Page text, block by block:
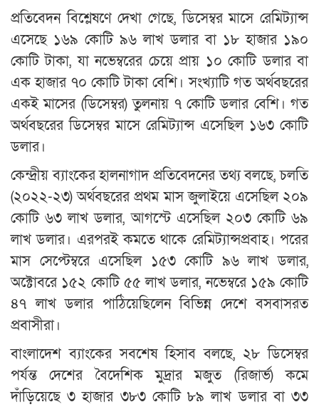
প্রতিবেদন বিশ্লেষণে দেখা গেছে, ডিসেম্বর মাসে রেমিট্যান্স
এসেছে ১৬৯ কোটি ৯৬ লাখ ডলার বা ১৮ হাজার ১৯০
কোটি টাকা, যা নভেম্বরের চেয়ে প্রায় ১০ কোটি ডলার বা
এক হাজার ৭০ কোটি টাকা বেশি। সংখ্যাটি গত অর্থবছরের
একই মাসের (ডিসেম্বর) তুলনায় ৭ কোটি ডলার বেশি। গত
অর্থবছরের ডিসেম্বর মাসে রেমিট্যান্স এসেছিল ১৬৩ কোটি
ডলার।
কেন্দ্রীয় ব্যাংকের হালনাগাদ প্রতিবেদনের তথ্য বলছে, চলতি
(২০২২-২৩) অর্থবছরের প্রথম মাস জুলাইয়ে এসেছিল ২০৯
কোটি ৬৩ লাখ ডলার, আগস্টে এসেছিল ২০৩ কোটি ৬৯
লাখ ডলার। এরপরই কমতে থাকে রেমিট্যান্সপ্রবাহ। পরের
মাস সেপ্টেম্বরে এসেছিল ১৫৩ কোটি ৯৬ লাখ ডলার,
অক্টোবরে ১৫২ কোটি ৫৫ লাখ ডলার, নভেম্বরে ১৫৯ কোটি
৪৭ লাখ ডলার পাঠিয়েছিলেন বিভিন্ন দেশে বসবাসরত
প্রবাসীরা।
বাংলাদেশ ব্যাংকের সবশেষ হিসাব বলছে, ২৮ ডিসেম্বর
পর্যন্ত দেশের বৈদেশিক মুদ্রার মজুত (রিজার্ভ) কমে
দাঁড়িয়েছে ৩ হাজার ৩৮৩ কোটি ৮৯ লাখ ডলার বা ৩৩